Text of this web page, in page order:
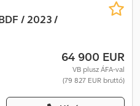
/ 2023 /
64 900 EUR
VB plusz ÁFA-val
(79 827 EUR bruttó)